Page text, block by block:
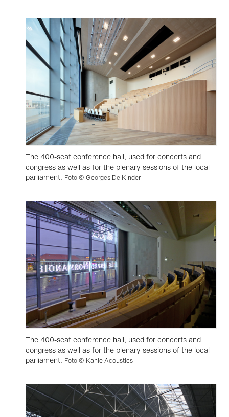
The 400-seat conference hall, used for concerts and
congress as well as for the plenary sessions of the local
parliament. Foto © Georges De Kinder
The 400-seat conference hall, used for concerts and
congress as well as for the plenary sessions of the local
parliament. Foto © Kahle Acoustics